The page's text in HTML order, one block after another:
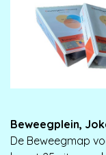
Beweegplein,
De Beweegmap